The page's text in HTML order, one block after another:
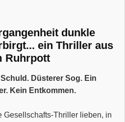
dunkle
ein Thriller aus
Ruhrpott
Düsterer Sog. Ein
Kein Entkommen.
Gesellschafts-Thriller lieben, in